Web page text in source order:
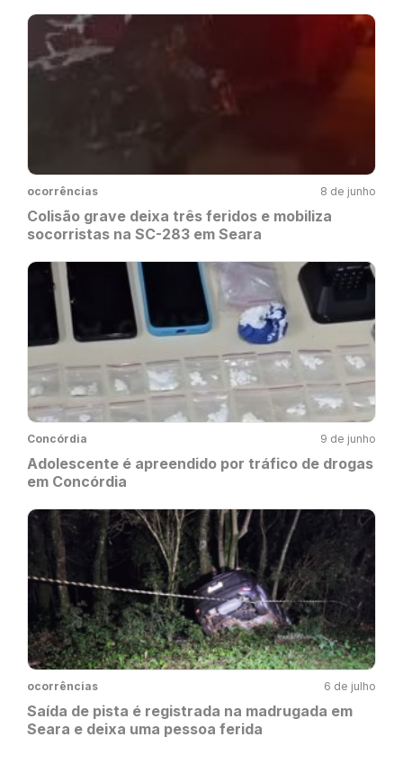
ocorrências 8 de junho
Colisão grave deixa três feridos e mobiliza
socorristas na SC-283 em Seara
Concórdia 9 de junho
Adolescente é apreendido por tráfico de drogas
em Concórdia
ocorrências 6 de julho
Saída de pista é registrada na madrugada em
Seara e deixa uma pessoa ferida